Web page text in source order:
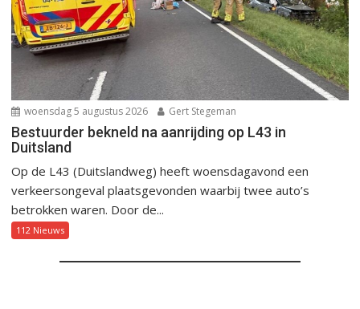
woensdag 5 augustus 2026 Gert Stegeman
Bestuurder bekneld na aanrijding op L43 in
Duitsland
Op de L43 (Duitslandweg) heeft woensdagavond een
verkeersongeval plaatsgevonden waarbij twee auto’s
betrokken waren. Door de...
112 Nieuws